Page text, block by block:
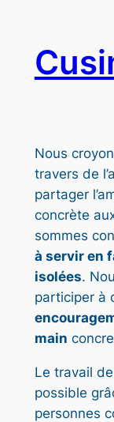
contenu
Nous
travers de
partager
concrète
sommes
à servir en
isolées.
participer à
main
Le travail
possible
personnes